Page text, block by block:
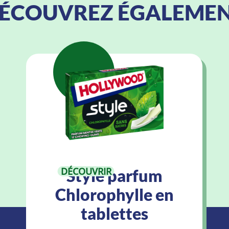
Style parfum
Chlorophylle en
tablettes
DÉCOUVRIR